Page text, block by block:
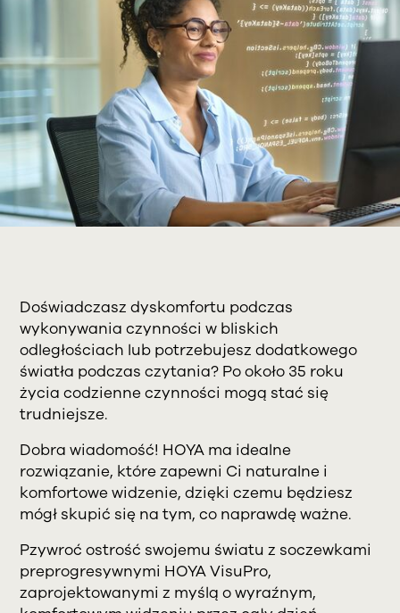
Doświadczasz dyskomfortu podczas
wykonywania czynności w bliskich
odległościach lub potrzebujesz dodatkowego
światła podczas czytania? Po około 35 roku
życia codzienne czynności mogą stać się
trudniejsze.
Dobra wiadomość! HOYA ma idealne
rozwiązanie, które zapewni Ci naturalne i
komfortowe widzenie, dzięki czemu będziesz
mógł skupić się na tym, co naprawdę ważne.
Pzywroć ostrość swojemu światu z soczewkami
preprogresywnymi HOYA VisuPro,
zaprojektowanymi z myślą o wyraźnym,